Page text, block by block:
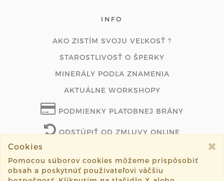
INFO
AKO ZISTÍM SVOJU VEĽKOSŤ ?
STAROSTLIVOSŤ O ŠPERKY
MINERÁLY PODĽA ZNAMENIA
AKTUÁLNE WORKSHOPY
PODMIENKY PLATOBNEJ BRÁNY
ODSTÚPIŤ OD ZMLUVY ONLINE
©2026 lenasperky.com všetky práva vyhradené.
Cookies
Pomocou súborov cookies môžeme prispôsobiť
obsah a poskytnúť používateľovi väčšiu